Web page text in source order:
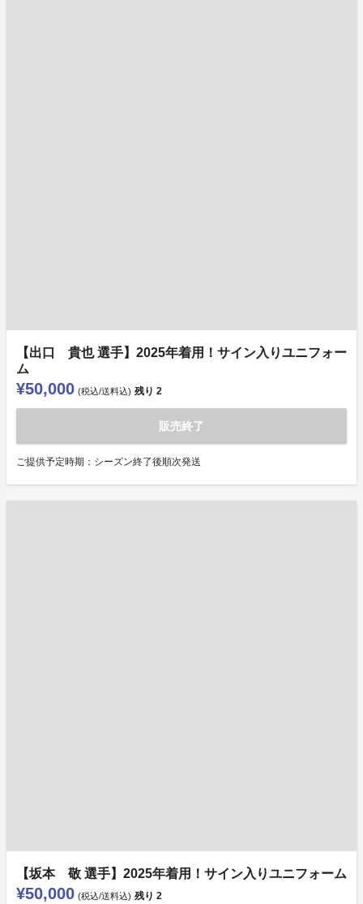
【出口 貴也 選手】2025年着用！サイン入りユニフォー
ム
¥50,000 (税込/送料込) 残り 2
販売終了
ご提供予定時期：シーズン終了後順次発送
【坂本 敬 選手】2025年着用！サイン入りユニフォーム
¥50,000 (税込/送料込) 残り 2